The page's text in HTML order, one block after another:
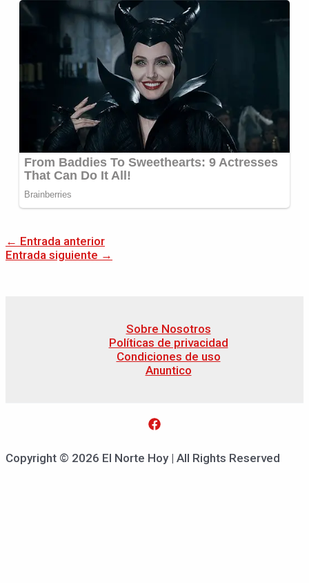
← Entrada anterior
Entrada siguiente →
Sobre Nosotros
Políticas de privacidad
Condiciones de uso
Anuntico
Copyright © 2026 El Norte Hoy | All Rights Reserved